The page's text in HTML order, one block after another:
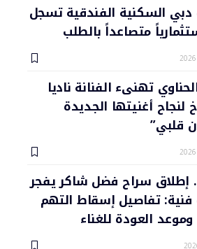
دبي السكنية الفندقية تسجل
متصاعداً بالطلب
تهنىء الفنانة ناديا
لنجاح أغنيتها الجديدة
قلبي”
إطلاق سراح فضل شاكر يفجر
فنية: تفاصيل إسقاط التهم
وموعد العودة للغناء